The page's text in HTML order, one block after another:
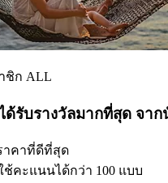
ชิก ALL
ด้รับรางวัลมากที่สุด จาก
าคาที่ดีที่สุด
ช้คะแนนได้กว่า 100 แบบ